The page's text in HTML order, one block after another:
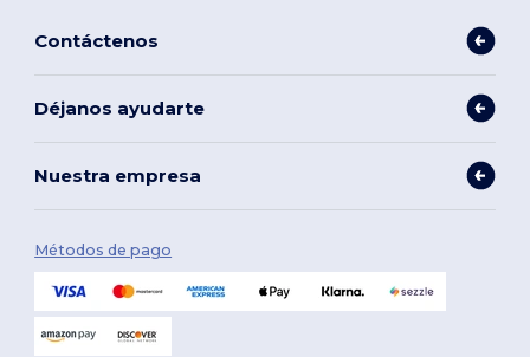
Contáctenos
Déjanos ayudarte
Nuestra empresa
Métodos de pago